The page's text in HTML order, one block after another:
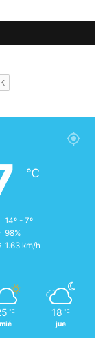
℃
14º - 7º
98%
1.63 km/h
℃
mié
18 ℃
jue